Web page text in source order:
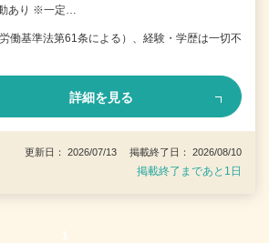
あり ※一定…
働基準法第61条による）、経験・学歴は一切不
詳細を見る
更新日： 2026/07/13 掲載終了日： 2026/08/10
掲載終了まであと1日
1